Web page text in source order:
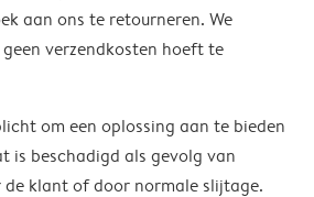
aan ons te retourneren. We
verzendkosten hoeft te
om een oplossing aan te bieden
is beschadigd als gevolg van
klant of door normale slijtage.